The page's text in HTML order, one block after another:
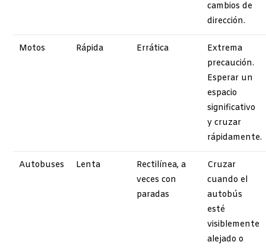
cambios de
dirección.
Motos Rápida Errática
Extrema
precaución.
Esperar un
espacio
significativo
y cruzar
rápidamente.
Autobuses Lenta
Rectilínea, a
veces con
paradas
Cruzar
cuando el
autobús
esté
visiblemente
alejado o